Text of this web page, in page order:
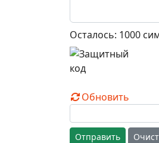
Осталось: 1000
Обновить
Отправить